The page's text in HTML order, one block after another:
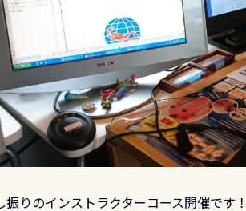
振りのインストラクターコース開催です